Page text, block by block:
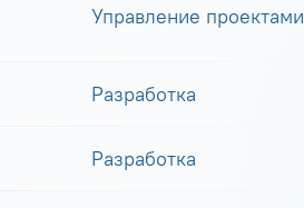
Управление проектами
Разработка
Разработка